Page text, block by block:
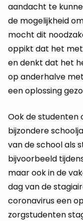
aandacht te
de mogelijkheid
mocht dit
oppikt dat het
en denkt dat het
op anderhalve
een oplossing
Ook de studenten
bijzondere
van de school als
bijvoorbeeld
maar ook in de
dag van de
coronavirus een
zorgstudenten